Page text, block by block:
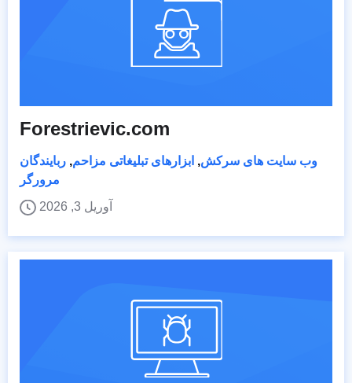
Forestrievic.com
وب سایت های سرکش, ابزارهای تبلیغاتی مزاحم, ربایندگان
مرورگر
آوریل 3, 2026